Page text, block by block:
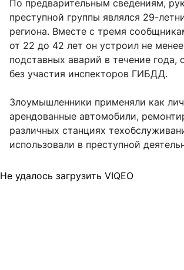
По предварительным сведениям,
преступной группы являлся 29-
региона. Вместе с тремя
от 22 до 42 лет он устроил не
подставных аварий в течение года,
без участия инспекторов ГИБДД.
Злоумышленники применяли как
арендованные автомобили,
различных станциях
использовали в преступной
Не удалось загрузить VIQEO